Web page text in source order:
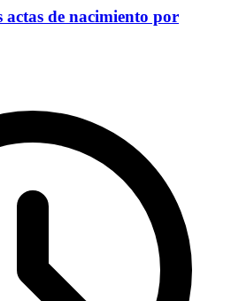
actas de nacimiento por